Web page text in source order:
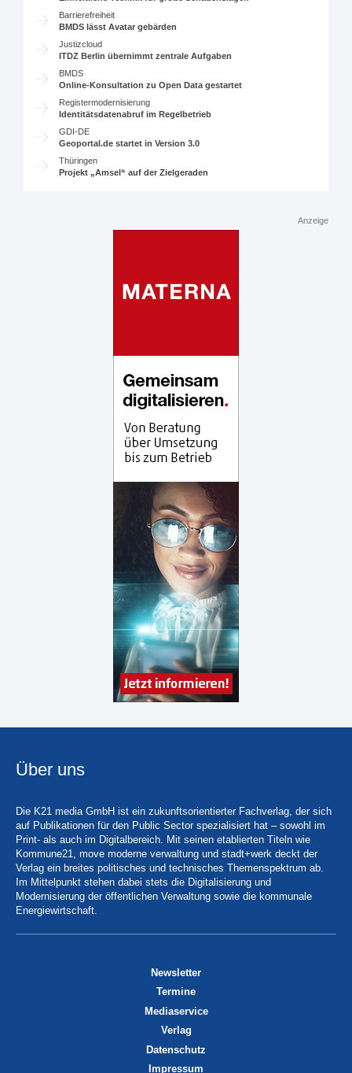
Barrierefreiheit
BMDS lässt Avatar gebärden
Justizcloud
ITDZ Berlin übernimmt zentrale Aufgaben
BMDS
Online-Konsultation zu Open Data gestartet
Registermodernisierung
Identitätsdatenabruf im Regelbetrieb
GDI-DE
Geoportal.de startet in Version 3.0
Thüringen
Projekt „Amsel“ auf der Zielgeraden
Anzeige
Über uns
Die K21 media GmbH ist ein zukunftsorientierter Fachverlag, der sich
auf Publikationen für den Public Sector spezialisiert hat – sowohl im
Print- als auch im Digitalbereich. Mit seinen etablierten Titeln wie
Kommune21, move moderne verwaltung und stadt+werk deckt der
Verlag ein breites politisches und technisches Themenspektrum ab.
Im Mittelpunkt stehen dabei stets die Digitalisierung und
Modernisierung der öffentlichen Verwaltung sowie die kommunale
Energiewirtschaft.
Newsletter
Termine
Mediaservice
Verlag
Datenschutz
Impressum